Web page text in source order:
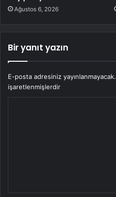
Ağustos 6, 2026
Bir yanıt yazın
E-posta adresiniz yayınlanmayacak.
işaretlenmişlerdir